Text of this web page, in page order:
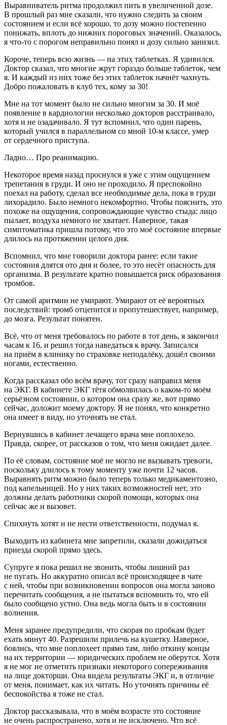
Выравниватель ритма продолжил пить в увеличенной дозе.
В прошлый раз мне сказали, что нужно следить за своим
состоянием и если всё хорошо, то дозу можно постепенно
понижать, вплоть до нижних пороговых значений. Оказалось,
я что-то с порогом неправильно понял и дозу сильно занизил.
Короче, теперь всю жизнь — на этих таблетках. Я удивился.
Доктор сказал, что многие жрут гораздо больше таблеток, чем
я. И каждый из них тоже без этих таблеток начнёт чахнуть.
Добро пожаловать в клуб тех, кому за 30!
Мне на тот момент было не сильно многим за 30. И моё
появление в кардиологии несколько докторов расстраивало,
хотя и не озадачивало. Я тут вспомнил, что один парень,
который учился в параллельном со мной 10-м классе, умер
от сердечного приступа.
Ладно… Про реанимацию.
Некоторое время назад проснулся я уже с этим ощущением
трепетания в груди. И оно не проходило. Я преспокойно
поехал на работу, сделал все необходимые дела, пока в груди
лихорадило. Было немного некомфортно. Чтобы пояснить, это
похоже на ощущения, сопровождающие чувство стыда: лицо
пылает, воздуха немного не хватает. Наверное, такая
симптоматика пришла потому, что это моё состояние впервые
длилось на протяжении целого дня.
Вспомнил, что мне говорили доктора ранее: если такие
состояния длятся ото дня и более, то это несёт опасность для
организма. В результате кратно повышается риск образования
тромбов.
От самой аритмии не умирают. Умирают от её вероятных
последствий: тромб отцепится и пропутешествует, например,
до мозга. Результат понятен.
Всё, что от меня требовалось по работе в тот день, я закончил
часам к 16, и решил тогда наведаться к врачу. Записался
на приём в клинику по страховке неподалёку, дошёл своими
ногами, естественно.
Когда рассказал обо всём врачу, тот сразу направил меня
на ЭКГ. В кабинете ЭКГ тётя обмолвилась о каком-то моём
серьёзном состоянии, о котором она сразу же, вот прямо
сейчас, доложит моему доктору. Я не понял, что конкретно
она имеет в виду, но уточнять не стал.
Вернувшись в кабинет лечащего врача мне поплохело.
Правда, скорее, от рассказов о том, что меня ожидает далее.
По её словам, состояние моё не могло не вызывать тревоги,
поскольку длилось к тому моменту уже почти 12 часов.
Выравнять ритм можно было теперь только медикаментозно,
под капельницей. Но у них таких возможностей нет, это
должны делать работники скорой помощи, которых она
сейчас же и вызовет.
Спихнуть хотят и не нести ответственности, подумал я.
Выходить из кабинета мне запретили, сказали дожидаться
приезда скорой прямо здесь.
Супруге я пока решил не звонить, чтобы лишний раз
не пугать. Но аккуратно описал всё происходящее в чате
с ней, чтобы при возникновении вопросов она могла заново
перечитать сообщения, а не пытаться вспомнить то, что ей
было сообщено устно. Она ведь могла быть и в состоянии
волнения.
Меня заранее предупредили, что скорая по пробкам будет
ехать минут 40. Разрешили прилечь на кушетку. Наверное,
боялись, что мне поплохеет прямо там, либо откину концы
на их территории — юридических проблем не оберутся. Хотя
я не мог не отметить признаки некоторого сопереживания
на лице докторши. Она видела результаты ЭКГ и, в отличие
от меня, понимает, как их читать. Но уточнять причины её
беспокойства я тоже не стал.
Доктор рассказывала, что в моём возрасте это состояние
не очень распространено, хотя и не исключено. Что всё